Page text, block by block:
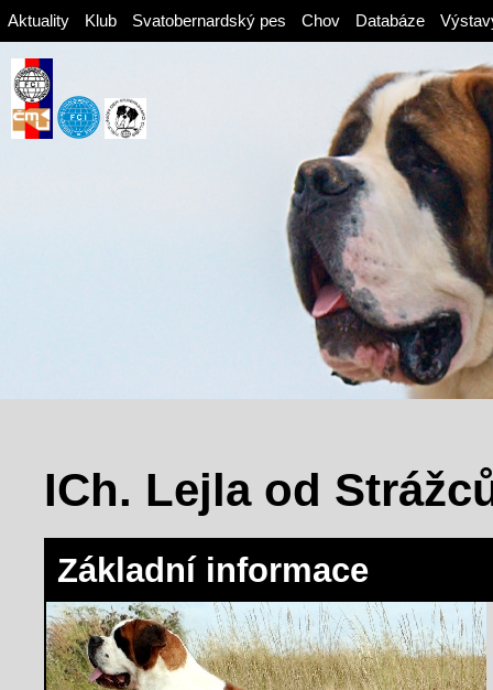
Aktuality Klub Svatobernardský pes Chov Databáze
ICh. Lejla od
Základní informace